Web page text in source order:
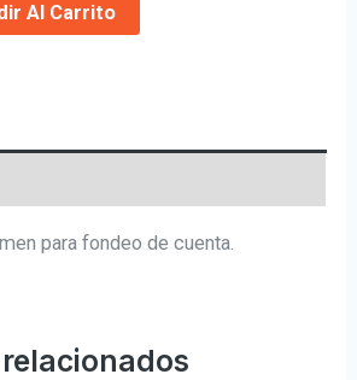
Al Carrito
para fondeo de cuenta.